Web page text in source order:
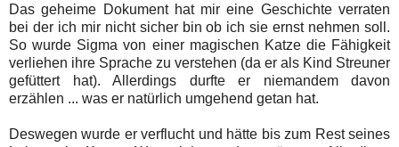
Das geheime Dokument hat mir eine Geschichte verraten
bei der ich mir nicht sicher bin ob ich sie ernst nehmen soll.
So wurde Sigma von einer magischen Katze die Fähigkeit
verliehen ihre Sprache zu verstehen (da er als Kind Streuner
gefüttert hat). Allerdings durfte er niemandem davon
erzählen ... was er natürlich umgehend getan hat.
Deswegen wurde er verflucht und hätte bis zum Rest seines